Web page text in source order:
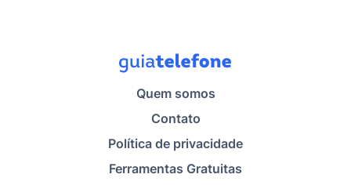
Quem somos
Contato
Política de privacidade
Ferramentas Gratuitas